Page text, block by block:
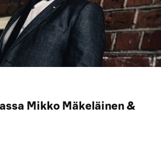
Mikko Mäkeläinen &